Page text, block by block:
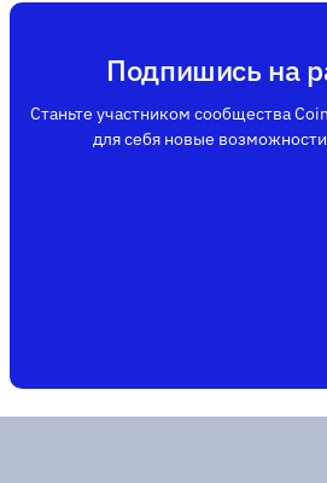
Подпишись на
Станьте участником сообщества
для себя новые